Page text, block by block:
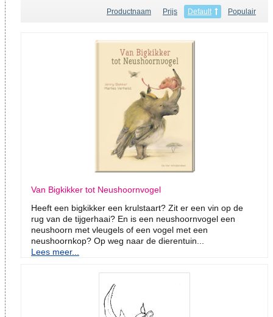
Productnaam Prijs Default Populair
Van Bigkikker tot Neushoornvogel
Heeft een bigkikker een krulstaart? Zit er een vin op de
rug van de tijgerhaai? En is een neushoornvogel een
neushoorn met vleugels of een vogel met een
neushoornkop? Op weg naar de dierentuin...
Lees meer...